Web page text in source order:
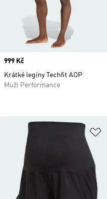
Price
999 Kč
Krátké legíny Techfit AOP
Muži Performance